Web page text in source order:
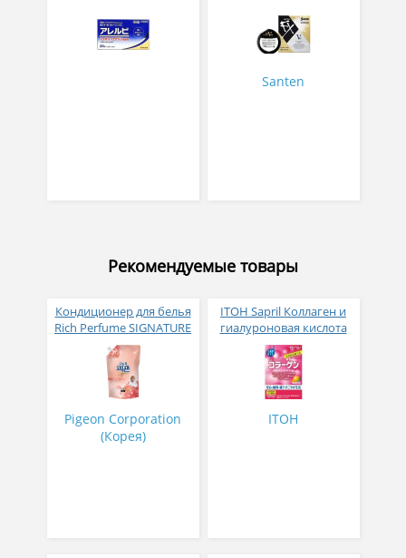
№ 28
и покраснения глаз
Santen
Рекомендуемые товары
Кондиционер для белья
Rich Perfume SIGNATURE
парфюмированный
супер-концентрат с
ароматом Фиеста 1,6 л
Pigeon Corporation
(Корея)
ITOH Sapril Коллаген и
гиалуроновая кислота
со вкусом манго 30
стиков
ITOH